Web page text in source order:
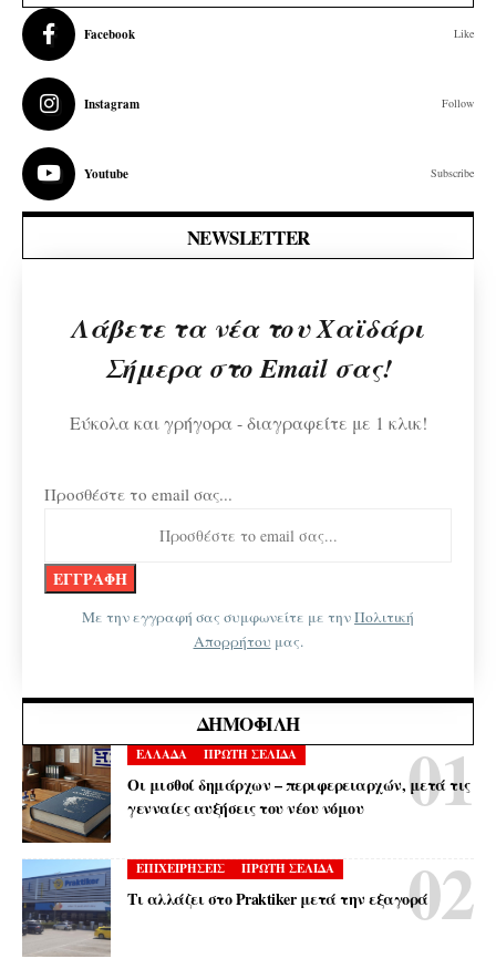
Facebook Like
Instagram Follow
Youtube Subscribe
NEWSLETTER
Λάβετε τα νέα του Χαϊδάρι
Σήμερα στο Email σας!
Εύκολα και γρήγορα - διαγραφείτε με 1 κλικ!
Προσθέστε το email σας...
Με την εγγραφή σας συμφωνείτε με τηνΠολιτική
Απορρήτου μας.
ΔΗΜΟΦΙΛΉ
ΕΛΛΑΔΑ ΠΡΩΤΗ ΣΕΛΙΔΑ
Οι μισθοί δημάρχων – περιφερειαρχών, μετά τις
γενναίες αυξήσεις του νέου νόμου
ΕΠΙΧΕΙΡΗΣΕΙΣ ΠΡΩΤΗ ΣΕΛΙΔΑ
Τι αλλάζει στο Praktiker μετά την εξαγορά